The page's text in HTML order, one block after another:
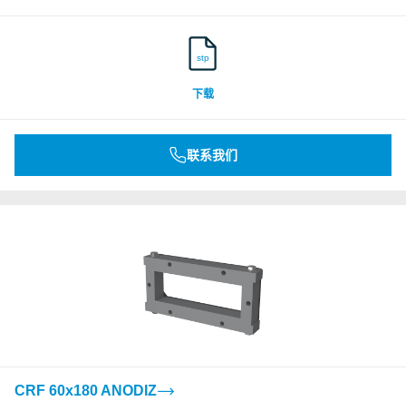
stp
下载
联系我们
CRF 60x180 ANODIZ